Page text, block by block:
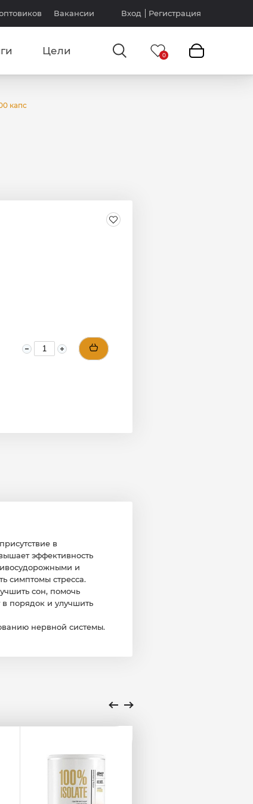
Вакансии Вход Регистрация
Цели
капс
в
эффективность
и
симптомы стресса.
сон, помочь
в порядок и улучшить
нервной системы.